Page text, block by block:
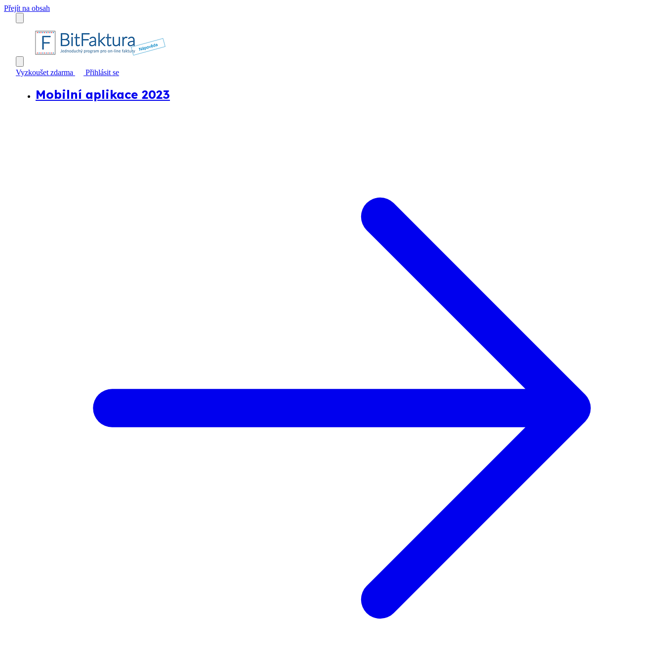
Přejít na obsah
Vyzkoušet zdarma Přihlásit se
Mobilní aplikace 2023